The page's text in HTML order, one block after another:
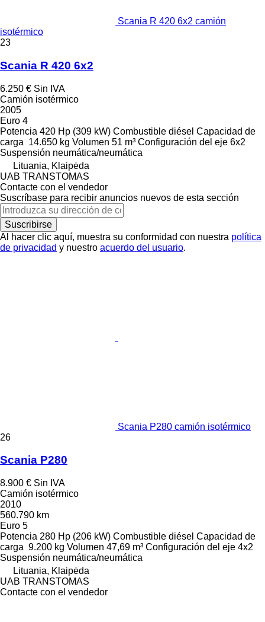
Scania R 420 6x2 camión
isotérmico
23
Scania R 420 6x2
6.250 € Sin IVA
Camión isotérmico
2005
Euro 4
Potencia 420 Hp (309 kW) Combustible diésel Capacidad de
carga 14.650 kg Volumen 51 m³ Configuración del eje 6x2
Suspensión neumática/neumática
Lituania, Klaipėda
UAB TRANSTOMAS
Contacte con el vendedor
Suscríbase para recibir anuncios nuevos de esta sección
Suscribirse
Al hacer clic aquí, muestra su conformidad con nuestra política
de privacidad y nuestro acuerdo del usuario.
Scania P280 camión isotérmico
26
Scania P280
8.900 € Sin IVA
Camión isotérmico
2010
560.790 km
Euro 5
Potencia 280 Hp (206 kW) Combustible diésel Capacidad de
carga 9.200 kg Volumen 47,69 m³ Configuración del eje 4x2
Suspensión neumática/neumática
Lituania, Klaipėda
UAB TRANSTOMAS
Contacte con el vendedor